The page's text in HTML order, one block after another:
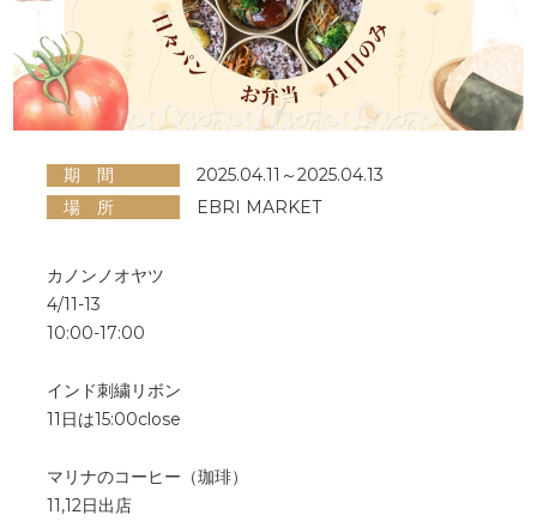
期 間
2025.04.11～2025.04.13
場 所
EBRI MARKET
カノンノオヤツ
4/11-13
10:00-17:00
インド刺繍リボン
11日は15:00close
マリナのコーヒー（珈琲）
11,12日出店